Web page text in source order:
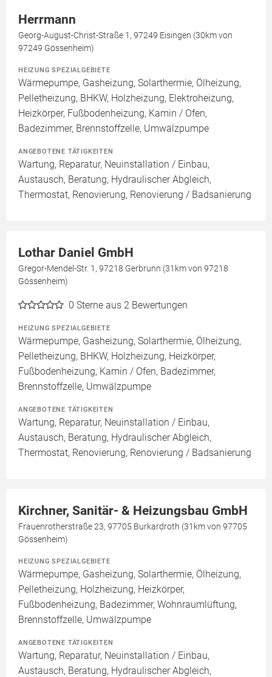
Herrmann
Georg-August-Christ-Straße 1, 97249 Eisingen (30km von
97249 Gössenheim)
HEIZUNG SPEZIALGEBIETE
Wärmepumpe, Gasheizung, Solarthermie, Ölheizung,
Pelletheizung, BHKW, Holzheizung, Elektroheizung,
Heizkörper, Fußbodenheizung, Kamin / Ofen,
Badezimmer, Brennstoffzelle, Umwälzpumpe
ANGEBOTENE TÄTIGKEITEN
Wartung, Reparatur, Neuinstallation / Einbau,
Austausch, Beratung, Hydraulischer Abgleich,
Thermostat, Renovierung, Renovierung / Badsanierung
Lothar Daniel GmbH
Gregor-Mendel-Str. 1, 97218 Gerbrunn (31km von 97218
Gössenheim)
0 Sterne aus 2 Bewertungen
HEIZUNG SPEZIALGEBIETE
Wärmepumpe, Gasheizung, Solarthermie, Ölheizung,
Pelletheizung, BHKW, Holzheizung, Heizkörper,
Fußbodenheizung, Kamin / Ofen, Badezimmer,
Brennstoffzelle, Umwälzpumpe
ANGEBOTENE TÄTIGKEITEN
Wartung, Reparatur, Neuinstallation / Einbau,
Austausch, Beratung, Hydraulischer Abgleich,
Thermostat, Renovierung, Renovierung / Badsanierung
Kirchner, Sanitär- & Heizungsbau GmbH
Frauenrotherstraße 23, 97705 Burkardroth (31km von 97705
Gössenheim)
HEIZUNG SPEZIALGEBIETE
Wärmepumpe, Gasheizung, Solarthermie, Ölheizung,
Pelletheizung, Holzheizung, Heizkörper,
Fußbodenheizung, Badezimmer, Wohnraumlüftung,
Brennstoffzelle, Umwälzpumpe
ANGEBOTENE TÄTIGKEITEN
Wartung, Reparatur, Neuinstallation / Einbau,
Austausch, Beratung, Hydraulischer Abgleich,